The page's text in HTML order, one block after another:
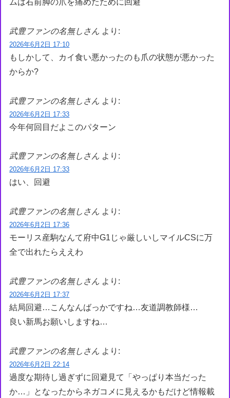
ムは右前脚の爪を痛めたために回避
武豊ファンの名無しさん より:
2026年6月2日 17:10
もしかして、カイ食い悪かったのも爪の状態が悪かった
からか?
武豊ファンの名無しさん より:
2026年6月2日 17:33
今年何回目だよこのパターン
武豊ファンの名無しさん より:
2026年6月2日 17:33
はい、回避
武豊ファンの名無しさん より:
2026年6月2日 17:36
モーリス産駒なんて府中G1じゃ厳しいしマイルCSに万
全で出れたらええわ
武豊ファンの名無しさん より:
2026年6月2日 17:37
結局回避…こんなんばっかですね…友道調教師様…
良い新馬お願いしますね…
武豊ファンの名無しさん より:
2026年6月2日 22:14
過度な期待し過ぎずに回避見て「やっぱり本当だった
か…」となったからネガコメに見えるかもだけど情報載